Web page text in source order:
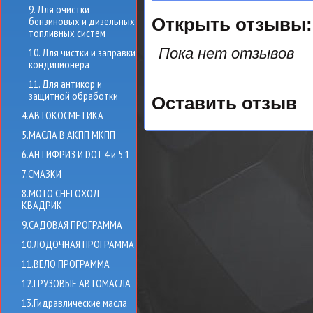
9. Для очистки
бензиновых и дизельных
топливных систем
10. Для чистки и заправки
кондиционера
11. Для антикор и
защитной обработки
4.АВТОКОСМЕТИКА
5.МАСЛА В АКПП МКПП
6.АНТИФРИЗ И DOT 4 и 5.1
7.СМАЗКИ
8.МОТО СНЕГОХОД
КВАДРИК
9.САДОВАЯ ПРОГРАММА
10.ЛОДОЧНАЯ ПРОГРАММА
11.ВЕЛО ПРОГРАММА
12.ГРУЗОВЫЕ АВТОМАСЛА
13.Гидравлические масла
Открыть
Пока нет отзывов
Оставить отзыв